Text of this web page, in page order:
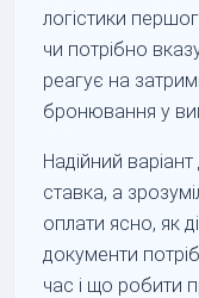
логістики
чи потрібно
реагує на
бронювання у
Надійний
ставка, а
оплати ясно, як
документи
час і що робити